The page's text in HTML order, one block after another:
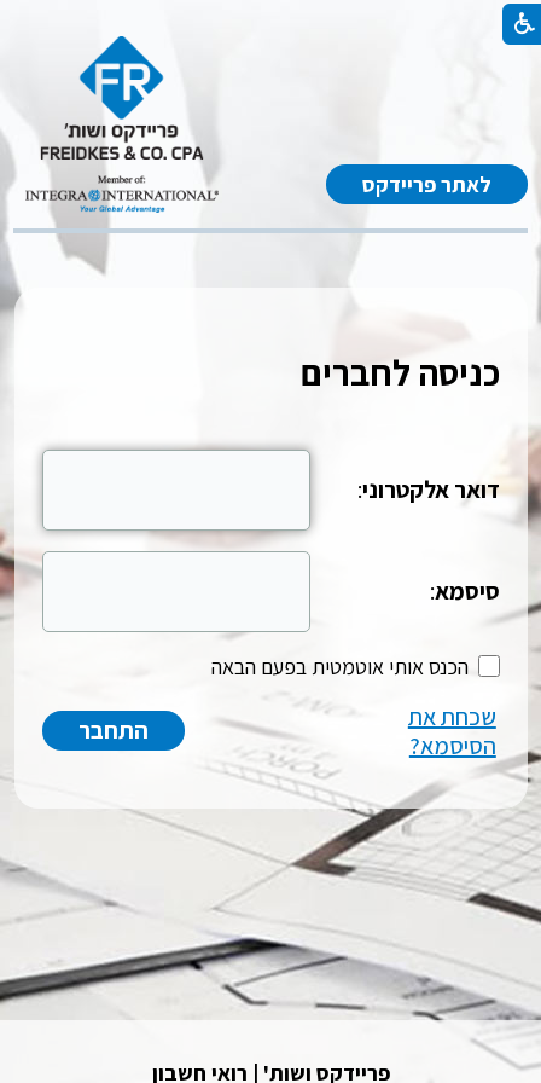
לאתר פריידקס
כניסה לחברים
דואר אלקטרוני:
סיסמא:
הכנס אותי אוטמטית בפעם הבאה
שכחת את
הסיסמא?
פריידקס ושות' | רואי חשבון